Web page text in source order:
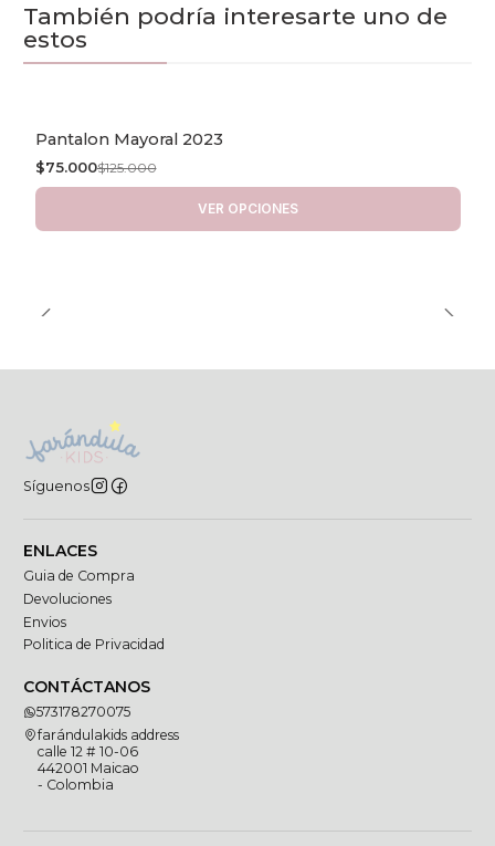
También podría interesarte uno de
estos
-40% OFF
Pantalon Mayoral 2023
$75.000$125.000
VER OPCIONES
Síguenos
ENLACES
Guia de Compra
Devoluciones
Envios
Politica de Privacidad
CONTÁCTANOS
573178270075
farándulakids address
calle 12 # 10-06
442001 Maicao
- Colombia